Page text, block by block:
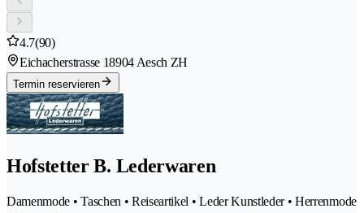
4.7(90)
Eichacherstrasse 18904 Aesch ZH
Termin reservieren
Hofstetter B. Lederwaren
Damenmode • Taschen • Reiseartikel • Leder Kunstleder • Herrenmode